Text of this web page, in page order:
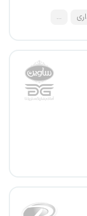
...